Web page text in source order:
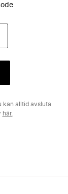
kan alltid avsluta
här.